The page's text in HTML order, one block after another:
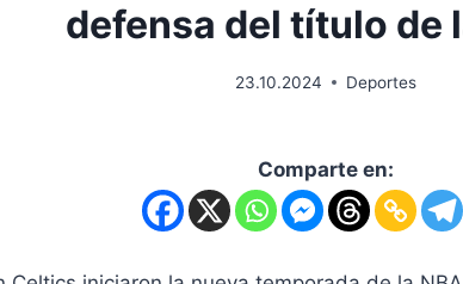
defensa del título de
23.10.2024 Deportes
Comparte en: